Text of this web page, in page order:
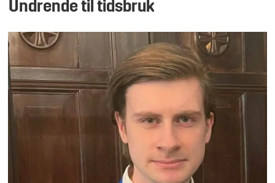
Undrende til tidsbruk